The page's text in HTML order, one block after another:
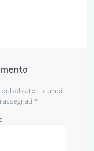
I campi
*